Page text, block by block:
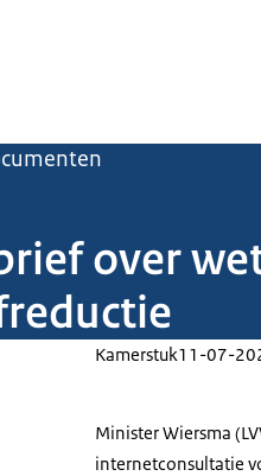
over
Kamerstuk11-07-
Minister Wiersma
internetconsultatie